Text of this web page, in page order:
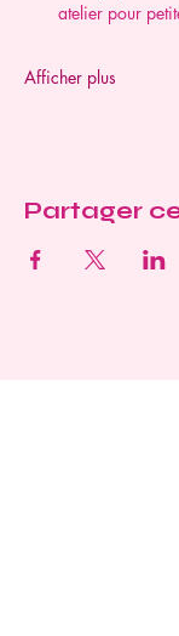
atelier pour
Afficher plus
Partager